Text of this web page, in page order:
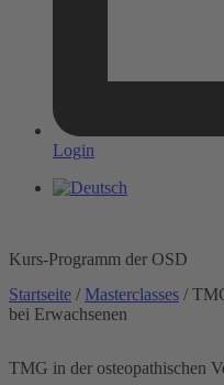
Login
Kurs-Programm der OSD
Startseite / Masterclasses /
bei Erwachsenen
TMG in der osteopathischen